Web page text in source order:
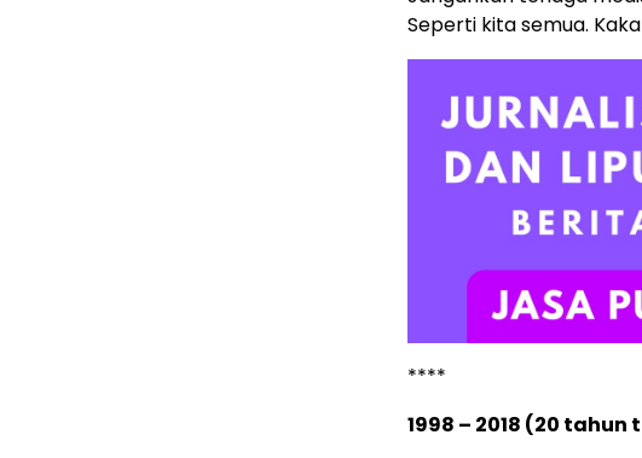
Seperti kita semua.
****
1998 – 2018 (20